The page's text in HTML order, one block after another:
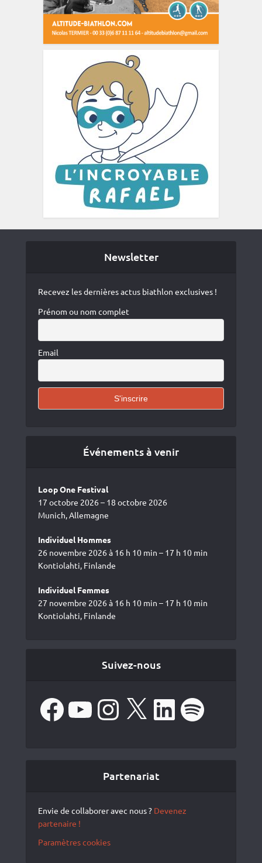
Newsletter
Recevez les dernières actus biathlon exclusives !
Prénom ou nom complet
Email
Événements à venir
Loop One Festival
17 octobre 2026 – 18 octobre 2026
Munich, Allemagne
Individuel Hommes
26 novembre 2026 à 16 h 10 min – 17 h 10 min
Kontiolahti, Finlande
Individuel Femmes
27 novembre 2026 à 16 h 10 min – 17 h 10 min
Kontiolahti, Finlande
Suivez-nous
FacebookYouTube Instagram LinkedIn Spotify
Partenariat
Envie de collaborer avec nous ? Devenez
partenaire !
Paramètres cookies